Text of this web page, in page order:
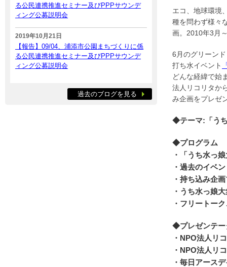
エコ、地球環境
種を問わず様々
画。2010年3月
6月のグリーン
打ち水イベント
どんな経緯で始
法人リコリタか
み企画をプレゼ
◆テーマ:「う
◆プログラム
・「うち水っ
・過去のイベ
・持ち込み企
・うち水っ娘
・フリートー
◆プレゼンテー
・NPO法人
・NPO法人リ
・毎日アース
る公民連携推進セミナー及びPPPサウンデ
ィング公募説明会
2019年10月21日
【報告】09/04、浦添市公園まちづくりに係
る公民連携推進セミナー及びPPPサウンデ
ィング公募説明会
過去のブログを見る